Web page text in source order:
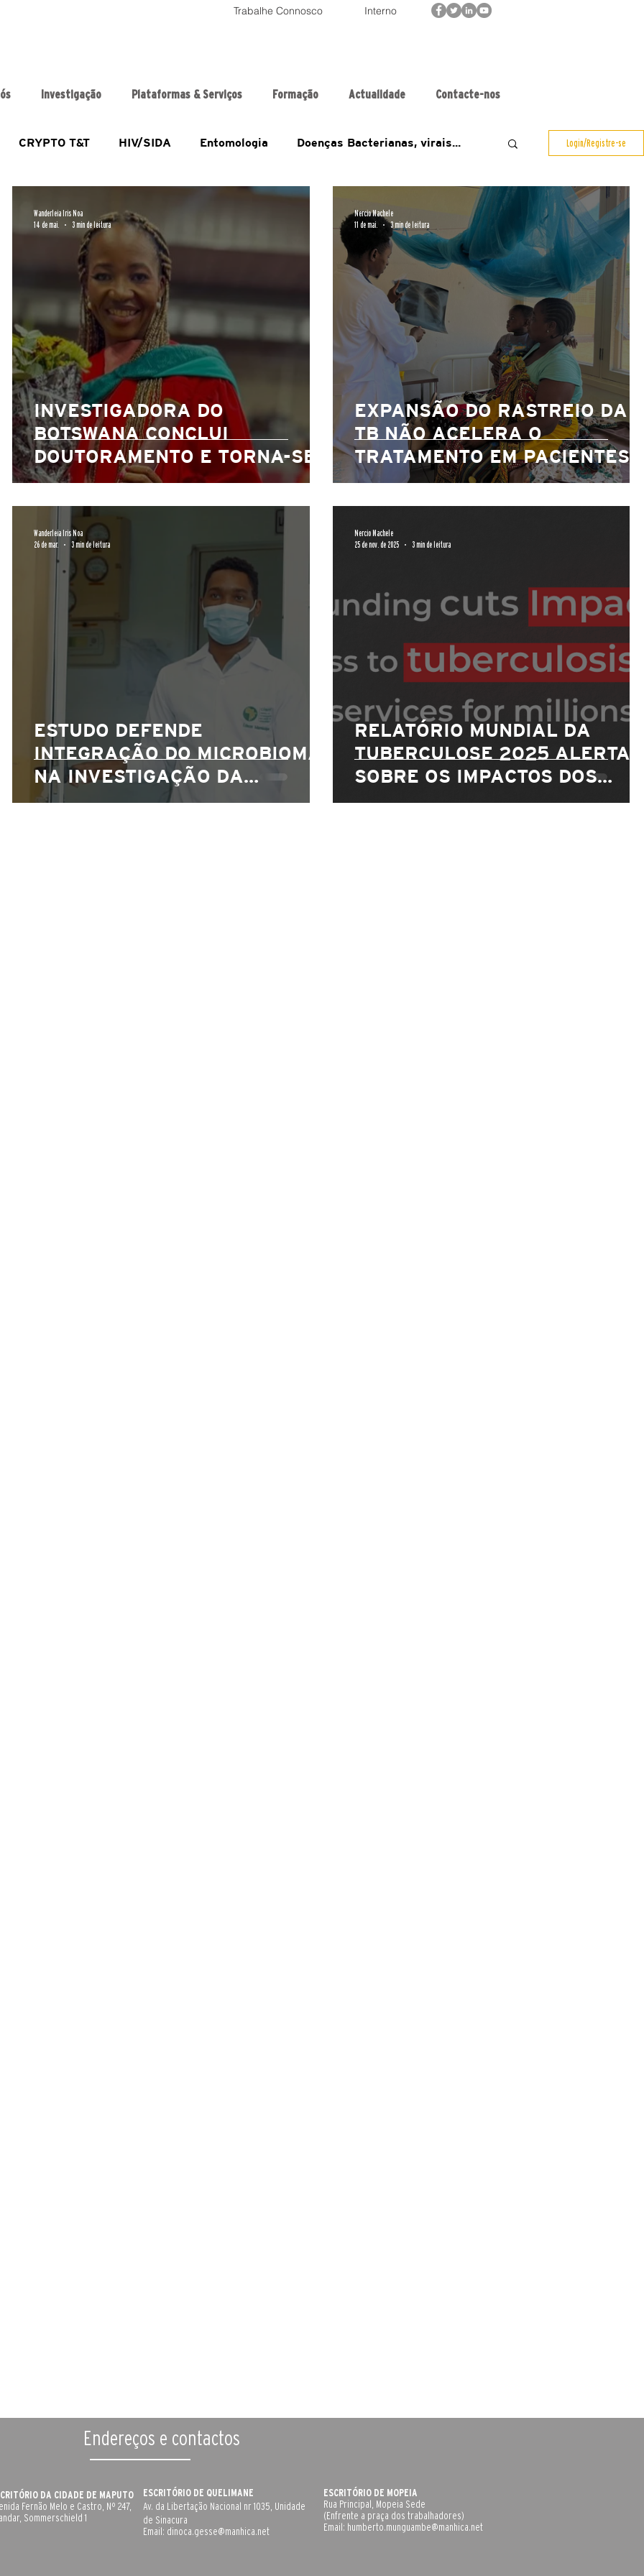
Trabalhe Connosco Interno
Investigação Plataformas & Serviços Formação Actualidade Contacte-nos
CRYPTO T&T HIV/SIDA Entomologia Doenças Bacterianas, virais...
Cancrodocolodoútero
EDCTP Projects Entrevistas GenMoz globalmix HIA4SD
Premios
Login/Registre-se
INVESTIGADORA DO
BOTSWANA CONCLUI
DOUTORAMENTO E TORNA-SE
A PRIMEIRA BOLSEIRA DO
TAGENDI A ALCANÇAR O FEITO
Wanderleia Iris Noa
14 de mai.
3 min de leitura
EXPANSÃO DO RASTREIO DA
TB NÃO ACELERA O
TRATAMENTO EM PACIENTES
COM HIV
Nercio Machele
11 de mai.
3 min de leitura
ESTUDO DEFENDE
INTEGRAÇÃO DO MICROBIOMA
NA INVESTIGAÇÃO DA
TUBERCULOSE NO PAÍS
Wanderleia Iris Noa
26 de mar.
3 min de leitura
RELATÓRIO MUNDIAL DA
TUBERCULOSE 2025 ALERTA
SOBRE OS IMPACTOS DOS
CORTES DE FINANCIAMENTO
Nercio Machele
25 de nov. de 2025
3 min de leitura
Endereços e contactos
DA CIDADE DE MAPUTO
Fernão Melo e Castro, Nº 247,
Sommerschield 1
ESCRITÓRIO DE QUELIMANE
Av. da Libertação Nacional nr 1035, Unidade
de Sinacura
Email: dinoca.gesse@manhica.net
ESCRITÓRIO DE MOPEIA
Rua Principal, Mopeia Sede
(Enfrente a praça dos trabalhadores)
Email: humberto.munguambe@manhica.net